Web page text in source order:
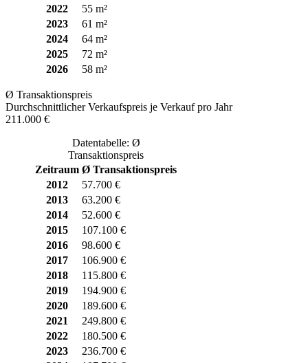
2022
55 m²
2023
61 m²
2024
64 m²
2025
72 m²
2026
58 m²
Ø Transaktionspreis
Durchschnittlicher Verkaufspreis je Verkauf pro Jahr
211.000 €
Datentabelle: Ø
Transaktionspreis
Zeitraum Ø Transaktionspreis
2012
57.700 €
2013
63.200 €
2014
52.600 €
2015
107.100 €
2016
98.600 €
2017
106.900 €
2018
115.800 €
2019
194.900 €
2020
189.600 €
2021
249.800 €
2022
180.500 €
2023
236.700 €